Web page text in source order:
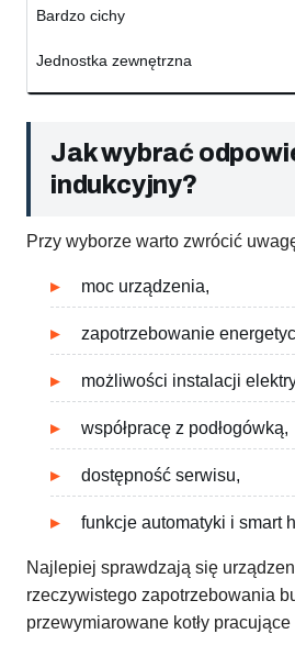
Bardzo cichy
Jednostka zewnętrzna
Jak wybrać
indukcyjny?
Przy wyborze warto zwrócić
moc urządzenia,
zapotrzebowanie
możliwości instalacji
współpracę z podłogówką,
dostępność serwisu,
funkcje automatyki i smart
Najlepiej sprawdzają się
rzeczywistego zapotrzebowania
przewymiarowane kotły